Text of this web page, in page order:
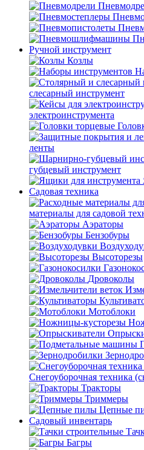
Ручной инструмент
Козлы
слесарный инструмент
электроинструмента
ленты
губцевый инструмент
Садовая техника
материалы для садовой
Аэраторы
Бензобуры
Высоторезы
Дровоколы
Мотоблоки
Снегоуборочная техника
Тракторы
Триммеры
Цепные
Садовый инвентарь
Багры